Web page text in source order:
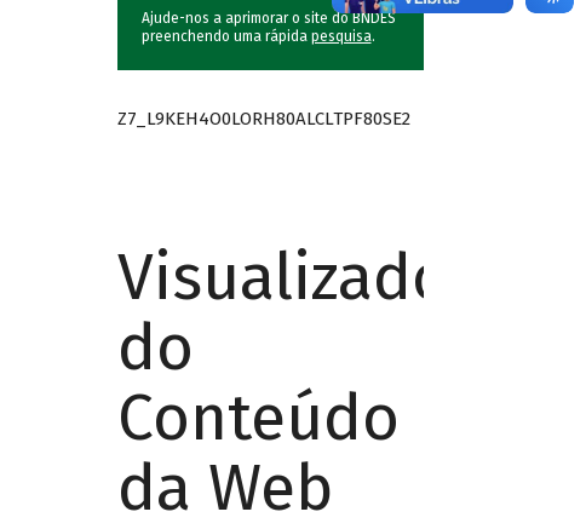
Ajude-nos a aprimorar o site do BNDES
preenchendo uma rápida pesquisa.
Z7_L9KEH4O0LORH80ALCLTPF80SE2
Visualizador
do
Conteúdo
da Web